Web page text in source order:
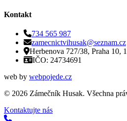
Kontakt
734 565 987
zamecnictvihusak@seznam.cz
Herbenova 727/38, Praha 10,
IČO: 24734691
web by webpojede.cz
© 2026 Zámečník Husak. Všechna
Kontaktujte nás